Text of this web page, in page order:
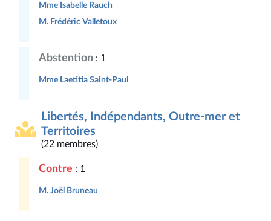
Mme Isabelle Rauch
M. Frédéric Valletoux
Abstention : 1
Mme Laetitia Saint-Paul
Libertés, Indépendants, Outre-mer et
Territoires
(22 membres)
Contre : 1
M. Joël Bruneau